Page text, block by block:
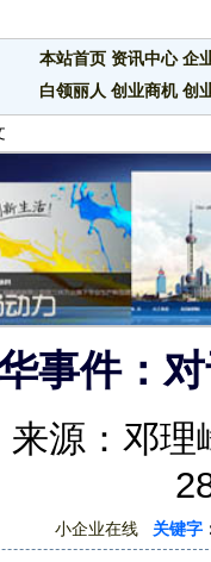
本站首页 资讯中心 企
白领丽人 创业商机 创
事件：
来源：邓
小企业在线 关键字